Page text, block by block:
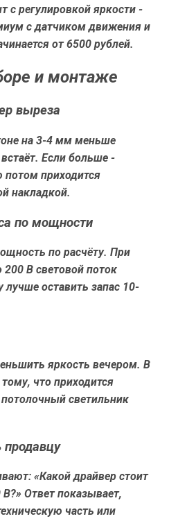
с регулировкой яркости -
с датчиком движения и
от 6500 рублей.
и монтаже
выреза
на 3-4 мм меньше
Если больше -
потом приходится
накладкой.
по мощности
по расчёту. При
В световой поток
лучше оставить запас 10-
яркость вечером. В
что приходится
светильник
продавцу
«Какой драйвер стоит
Ответ показывает,
часть или